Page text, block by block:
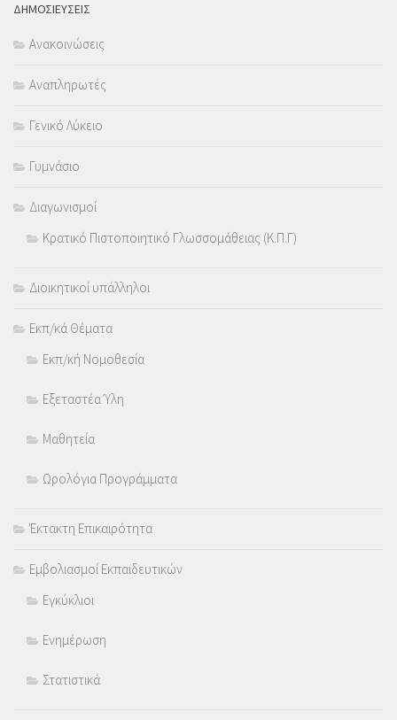
ΔΗΜΟΣΙΕΥΣΕΙΣ
Ανακοινώσεις
Αναπληρωτές
Γενικό Λύκειο
Γυμνάσιο
Διαγωνισμοί
Κρατικό Πιστοποιητικό Γλωσσομάθειας (Κ.Π.Γ)
Διοικητικοί υπάλληλοι
Εκπ/κά Θέματα
Εκπ/κή Νομοθεσία
Εξεταστέα Ύλη
Μαθητεία
Ωρολόγια Προγράμματα
Έκτακτη Επικαιρότητα
Εμβολιασμοί Εκπαιδευτικών
Εγκύκλιοι
Ενημέρωση
Στατιστικά